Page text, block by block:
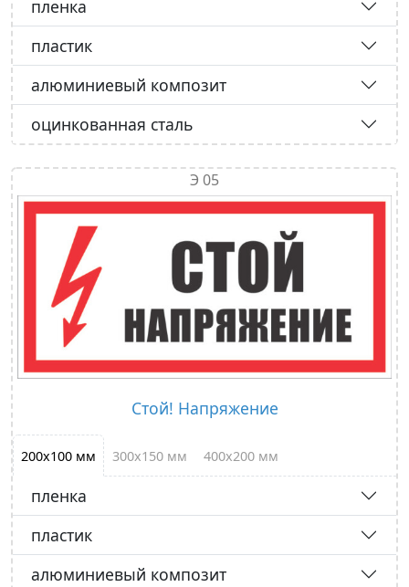
пленка
пластик
алюминиевый композит
оцинкованная сталь
Э 05
Стой! Напряжение
200х100 мм 300х150 мм 400х200 мм
пленка
пластик
алюминиевый композит